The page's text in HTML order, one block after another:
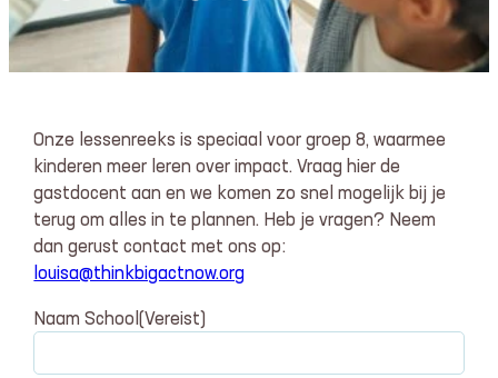
Onze lessenreeks is speciaal voor groep 8, waarmee
kinderen meer leren over impact. Vraag hier de
gastdocent aan en we komen zo snel mogelijk bij je
terug om alles in te plannen. Heb je vragen? Neem
dan gerust contact met ons op:
louisa@thinkbigactnow.org
Naam School(Vereist)